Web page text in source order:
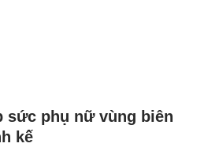
sức phụ nữ vùng biên
kế